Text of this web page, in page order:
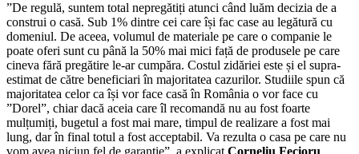
”De regulă, suntem total nepregătiți atunci când luăm decizia de a
construi o casă. Sub 1% dintre cei care își fac case au legătură cu
domeniul. De aceea, volumul de materiale pe care o companie le
poate oferi sunt cu până la 50% mai mici față de produsele pe care
cineva fără pregătire le-ar cumpăra. Costul zidăriei este și el supra-
estimat de către beneficiari în majoritatea cazurilor. Studiile spun că
majoritatea celor ca își vor face casă în România o vor face cu
”Dorel”, chiar dacă aceia care îl recomandă nu au fost foarte
mulțumiți, bugetul a fost mai mare, timpul de realizare a fost mai
lung, dar în final totul a fost acceptabil. Va rezulta o casa pe care nu